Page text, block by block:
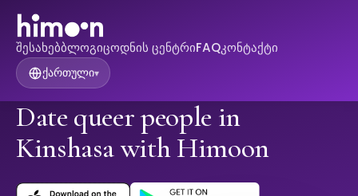
შესახებბლოგიცოდნის ცენტრიFAQკონტაქტი
ქართული▾
Date queer people in
Kinshasa with Himoon